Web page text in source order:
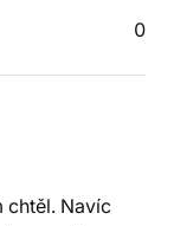
0
chtěl. Navíc